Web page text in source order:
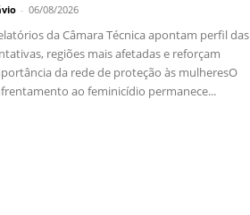
- 06/08/2026
da Câmara Técnica apontam perfil das
regiões mais afetadas e reforçam
da rede de proteção às mulheresO
ao feminicídio permanece...